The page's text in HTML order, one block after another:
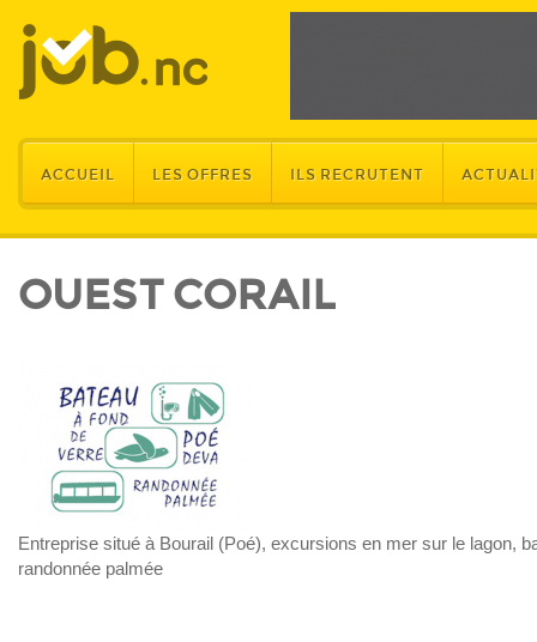
ACCUEIL LES OFFRES ILS RECRUTENT
OUEST CORAIL
Entreprise situé à Bourail (Poé), excursions en mer sur le lagon,
randonnée palmée